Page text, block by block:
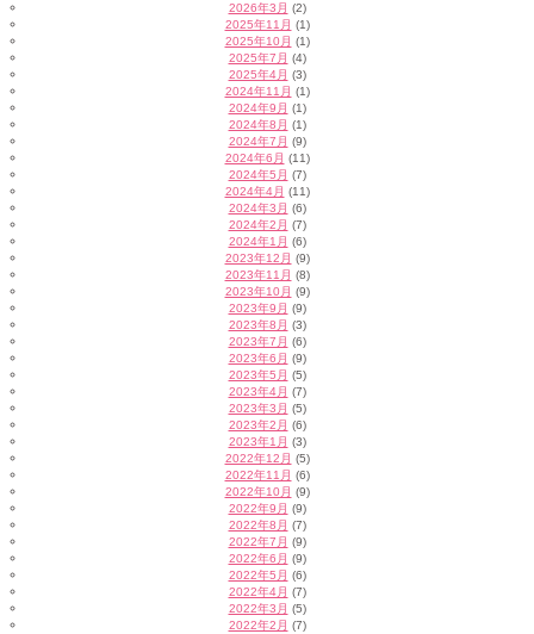
2026年3月 (2)
2025年11月 (1)
2025年10月 (1)
2025年7月 (4)
2025年4月 (3)
2024年11月 (1)
2024年9月 (1)
2024年8月 (1)
2024年7月 (9)
2024年6月 (11)
2024年5月 (7)
2024年4月 (11)
2024年3月 (6)
2024年2月 (7)
2024年1月 (6)
2023年12月 (9)
2023年11月 (8)
2023年10月 (9)
2023年9月 (9)
2023年8月 (3)
2023年7月 (6)
2023年6月 (9)
2023年5月 (5)
2023年4月 (7)
2023年3月 (5)
2023年2月 (6)
2023年1月 (3)
2022年12月 (5)
2022年11月 (6)
2022年10月 (9)
2022年9月 (9)
2022年8月 (7)
2022年7月 (9)
2022年6月 (9)
2022年5月 (6)
2022年4月 (7)
2022年3月 (5)
2022年2月 (7)